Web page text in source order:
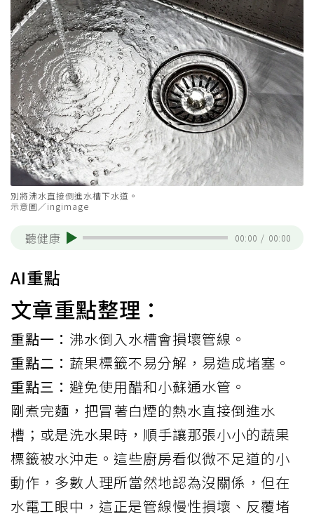
別將沸水直接倒進水槽下水道。
示意圖／ingimage
聽健康 00:00 / 00:00
AI重點
文章重點整理：
重點一： 沸水倒入水槽會損壞管線。
重點二： 蔬果標籤不易分解，易造成堵塞。
重點三： 避免使用醋和小蘇通水管。
剛煮完麵，把冒著白煙的熱水直接倒進水
槽；或是洗水果時，順手讓那張小小的蔬果
標籤被水沖走。這些廚房看似微不足道的小
動作，多數人理所當然地認為沒關係，但在
水電工眼中，這正是管線慢性損壞、反覆堵